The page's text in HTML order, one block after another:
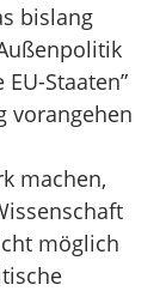
bislang
Staaten”
vorangehen
machen,
möglich